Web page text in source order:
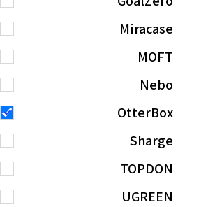
Miracase
MOFT
Nebo
OtterBox
Sharge
TOPDON
UGREEN